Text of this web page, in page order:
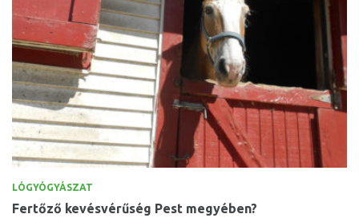
LÓGYÓGYÁSZAT
Fertőző kevésvérűség Pest megyében?